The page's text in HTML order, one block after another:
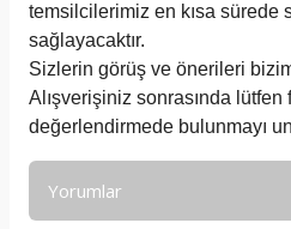
temsilcilerimiz en kısa sürede
sağlayacaktır.
Sizlerin görüş ve önerileri
Alışverişiniz sonrasında lütfen
değerlendirmede bulunmayı
Yorumlar